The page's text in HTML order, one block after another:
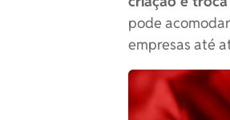
pode
empresas até